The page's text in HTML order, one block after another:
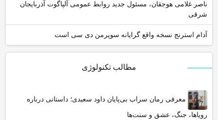
مطالب تکنولوژی
معرفی رمان سراب بی‌پایان داود سعیدی؛ داستانی درباره
رویاها، جنگ، عشق و سنت‌ها
ناصر غلامی هوجقان، مسئول جدید روابط عمومی آلپاگوت آذربایجان
شرقی
آدام استرنج نسخه واقع گرایانه سوپرمن دی سی است